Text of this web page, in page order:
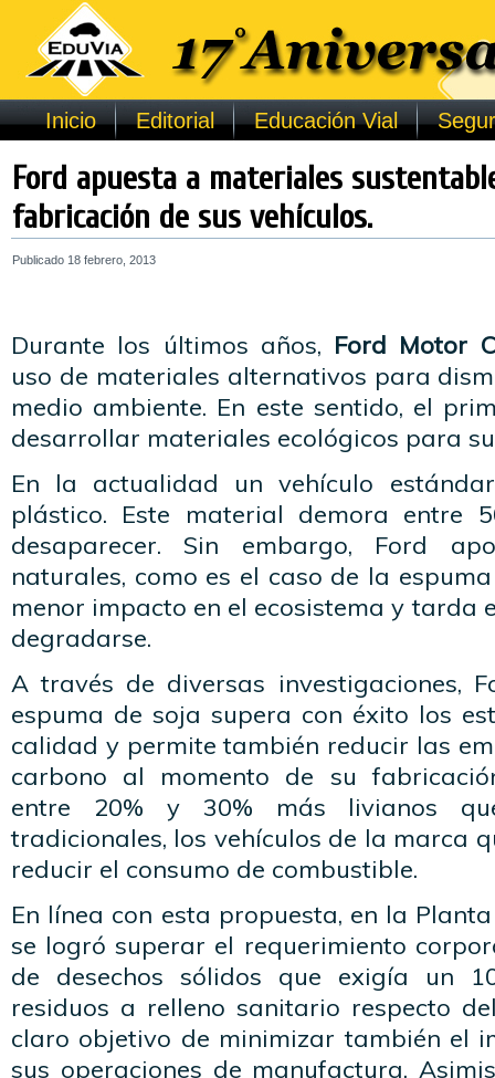
Inicio Editorial Educación Vial
Ford apuesta a materiales
fabricación de sus vehículos.
Publicado 18 febrero, 2013
Durante los últimos años, Ford Motor
uso de materiales alternativos para
medio ambiente. En este sentido, el
desarrollar materiales ecológicos para
En la actualidad un vehículo
plástico. Este material demora entre
desaparecer. Sin embargo, Ford
naturales, como es el caso de la
menor impacto en el ecosistema y tarda
degradarse.
A través de diversas investigaciones,
espuma de soja supera con éxito los
calidad y permite también reducir las
carbono al momento de su
entre 20% y 30% más livianos
tradicionales, los vehículos de la marca
reducir el consumo de combustible.
En línea con esta propuesta, en la
se logró superar el requerimiento
de desechos sólidos que exigía un
residuos a relleno sanitario respecto
claro objetivo de minimizar también el
sus operaciones de manufactura.